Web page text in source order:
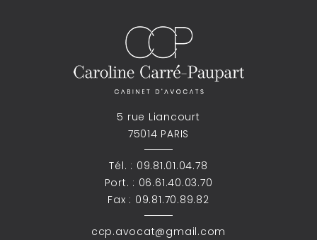
5 rue Liancourt
75014 PARIS
Tél. : 09.81.01.04.78
Port. : 06.61.40.03.70
Fax : 09.81.70.89.82
ccp.avocat@gmail.com